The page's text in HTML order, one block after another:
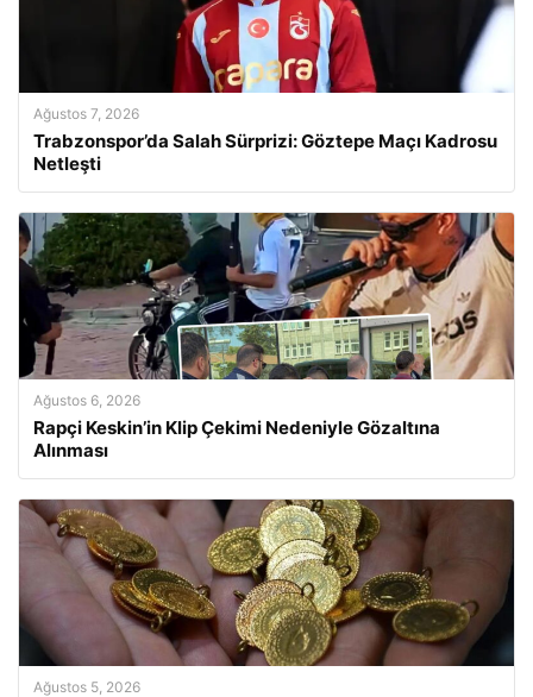
Ağustos 7, 2026
Trabzonspor’da Salah Sürprizi: Göztepe Maçı Kadrosu
Netleşti
Ağustos 6, 2026
Rapçi Keskin’in Klip Çekimi Nedeniyle Gözaltına
Alınması
Ağustos 5, 2026